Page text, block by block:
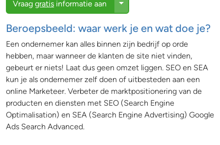
Vraag gratis informatie aan Toggle Dropdown
Beroepsbeeld: waar werk je en wat doe je?
Een ondernemer kan alles binnen zijn bedrijf op orde
hebben, maar wanneer de klanten de site niet vinden,
gebeurt er niets! Laat dus geen omzet liggen. SEO en SEA
kun je als ondernemer zelf doen of uitbesteden aan een
online Marketeer. Verbeter de marktpositionering van de
producten en diensten met SEO (Search Engine
Optimalisation) en SEA (Search Engine Advertising) Google
Ads Search Advanced.